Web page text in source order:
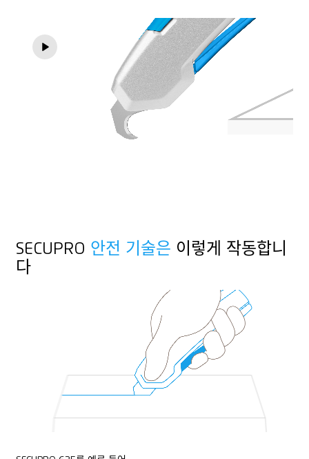
SECUPRO 안전 기술은 이렇게 작동합니
다